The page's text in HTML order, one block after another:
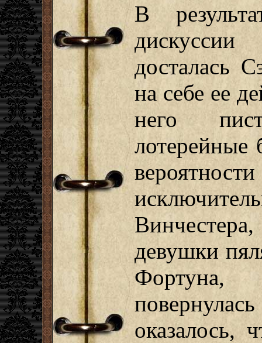
В
досталась
на себе ее
него
лотерейные
девушки
оказалось,